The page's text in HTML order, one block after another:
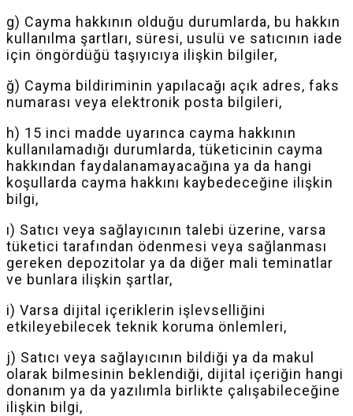
g) Cayma hakkının olduğu durumlarda, bu hakkın
kullanılma şartları, süresi, usulü ve satıcının iade
için öngördüğü taşıyıcıya ilişkin bilgiler,
ğ) Cayma bildiriminin yapılacağı açık adres, faks
numarası veya elektronik posta bilgileri,
h) 15 inci madde uyarınca cayma hakkının
kullanılamadığı durumlarda, tüketicinin cayma
hakkından faydalanamayacağına ya da hangi
koşullarda cayma hakkını kaybedeceğine ilişkin
bilgi,
ı) Satıcı veya sağlayıcının talebi üzerine, varsa
tüketici tarafından ödenmesi veya sağlanması
gereken depozitolar ya da diğer mali teminatlar
ve bunlara ilişkin şartlar,
i) Varsa dijital içeriklerin işlevselliğini
etkileyebilecek teknik koruma önlemleri,
j) Satıcı veya sağlayıcının bildiği ya da makul
olarak bilmesinin beklendiği, dijital içeriğin hangi
donanım ya da yazılımla birlikte çalışabileceğine
ilişkin bilgi,